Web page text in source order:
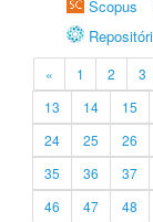
Scopus
« 1 2 3
13
14 15
24
25 26
35
36 37
46
47 48